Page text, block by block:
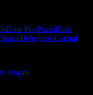
Kore PopPozitifStart
BebeğimleCapital
Ulaşın